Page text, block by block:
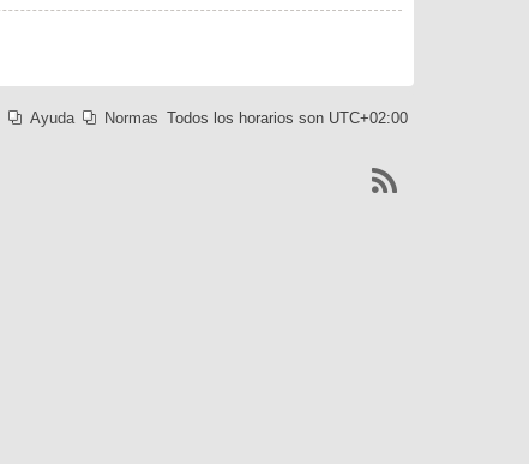
Todos los horarios son UTC+02:00
Normas
Ayuda